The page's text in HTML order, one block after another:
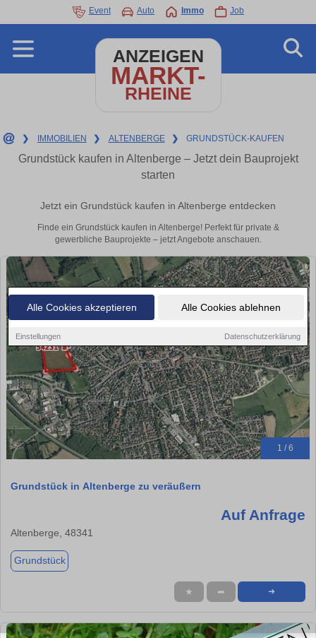
Alle Cookies akzeptieren Alle Cookies ablehnen
Einstellungen Datenschutzerklärung
Event Auto Immo Job
ANZEIGEN
MARKT-
RHEINE
❯ IMMOBILIEN ❯ ALTENBERGE ❯ GRUNDSTÜCK-KAUFEN
Grundstück kaufen in Altenberge – Jetzt dein Bauprojekt
starten
Jetzt ein Grundstück kaufen in Altenberge entdecken
Finde ein Grundstück kaufen in Altenberge! Perfekt für private &
gewerbliche Bauprojekte – jetzt Angebote anschauen.
1 / 6
Grundstück in Altenberge zu veräußern
Auf Anfrage
Altenberge, 48341
Grundstück
★ ➦ ➜